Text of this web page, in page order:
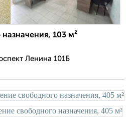
103 м²
Ленина 101Б